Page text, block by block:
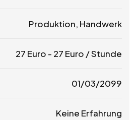
Produktion, Handwerk
27 Euro - 27 Euro / Stunde
01/03/2099
Keine Erfahrung